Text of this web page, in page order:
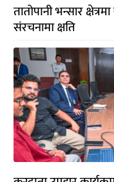
तातोपानी भन्सार
संरचनामा क्षति